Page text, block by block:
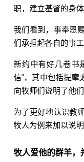
职，建立基督的身体
我们看到，事奉恩
们承担起各自的事工
新约中有好几卷书
信”，其中包括提摩
向牧师们说明了他
为了更好地认识教
牧人为例来加以说明
牧人爱他的群羊，